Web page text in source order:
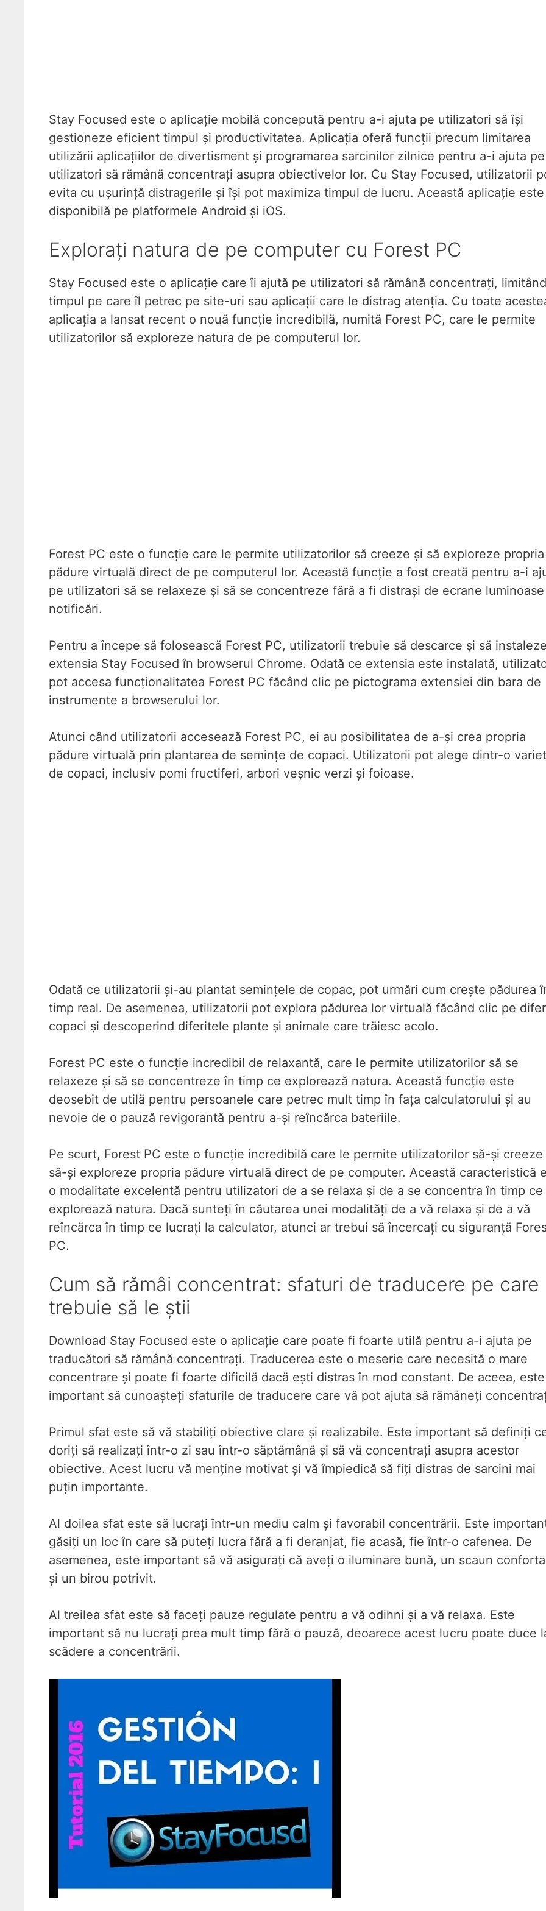
Stay Focused este o aplicație mobilă concepută pentru a-i ajuta pe utilizatori să își
gestioneze eficient timpul și productivitatea. Aplicația oferă funcții precum limitarea
utilizării aplicațiilor de divertisment și programarea sarcinilor zilnice pentru a-i ajuta pe
utilizatori să rămână concentrați asupra obiectivelor lor. Cu Stay Focused, utilizatorii
evita cu ușurință distragerile și își pot maximiza timpul de lucru. Această aplicație este
disponibilă pe platformele Android și iOS.
Explorați natura de pe computer cu Forest PC
Stay Focused este o aplicație care îi ajută pe utilizatori să rămână concentrați, limitând
timpul pe care îl petrec pe site-uri sau aplicații care le distrag atenția. Cu toate
aplicația a lansat recent o nouă funcție incredibilă, numită Forest PC, care le permite
utilizatorilor să exploreze natura de pe computerul lor.
Forest PC este o funcție care le permite utilizatorilor să creeze și să exploreze propria
pădure virtuală direct de pe computerul lor. Această funcție a fost creată pentru a-i
pe utilizatori să se relaxeze și să se concentreze fără a fi distrași de ecrane
notificări.
Pentru a începe să folosească Forest PC, utilizatorii trebuie să descarce și să
extensia Stay Focused în browserul Chrome. Odată ce extensia este instalată,
pot accesa funcționalitatea Forest PC făcând clic pe pictograma extensiei din bara de
instrumente a browserului lor.
Atunci când utilizatorii accesează Forest PC, ei au posibilitatea de a-și crea propria
pădure virtuală prin plantarea de semințe de copaci. Utilizatorii pot alege dintr-o
de copaci, inclusiv pomi fructiferi, arbori veșnic verzi și foioase.
Odată ce utilizatorii și-au plantat semințele de copac, pot urmări cum crește pădurea
timp real. De asemenea, utilizatorii pot explora pădurea lor virtuală făcând clic pe
copaci și descoperind diferitele plante și animale care trăiesc acolo.
Forest PC este o funcție incredibil de relaxantă, care le permite utilizatorilor să se
relaxeze și să se concentreze în timp ce explorează natura. Această funcție este
deosebit de utilă pentru persoanele care petrec mult timp în fața calculatorului și au
nevoie de o pauză revigorantă pentru a-și reîncărca bateriile.
Pe scurt, Forest PC este o funcție incredibilă care le permite utilizatorilor să-și creeze
să-și exploreze propria pădure virtuală direct de pe computer. Această caracteristică
o modalitate excelentă pentru utilizatori de a se relaxa și de a se concentra în timp ce
explorează natura. Dacă sunteți în căutarea unei modalități de a vă relaxa și de a vă
reîncărca în timp ce lucrați la calculator, atunci ar trebui să încercați cu siguranță
PC.
Cum să rămâi concentrat: sfaturi de traducere pe care
trebuie să le știi
Download Stay Focused este o aplicație care poate fi foarte utilă pentru a-i ajuta pe
traducători să rămână concentrați. Traducerea este o meserie care necesită o mare
concentrare și poate fi foarte dificilă dacă ești distras în mod constant. De aceea, este
important să cunoașteți sfaturile de traducere care vă pot ajuta să rămâneți
Primul sfat este să vă stabiliți obiective clare și realizabile. Este important să definiți
doriți să realizați într-o zi sau într-o săptămână și să vă concentrați asupra acestor
obiective. Acest lucru vă menține motivat și vă împiedică să fiți distras de sarcini mai
puțin importante.
Al doilea sfat este să lucrați într-un mediu calm și favorabil concentrării. Este
găsiți un loc în care să puteți lucra fără a fi deranjat, fie acasă, fie într-o cafenea. De
asemenea, este important să vă asigurați că aveți o iluminare bună, un scaun
și un birou potrivit.
Al treilea sfat este să faceți pauze regulate pentru a vă odihni și a vă relaxa. Este
important să nu lucrați prea mult timp fără o pauză, deoarece acest lucru poate duce
scădere a concentrării.